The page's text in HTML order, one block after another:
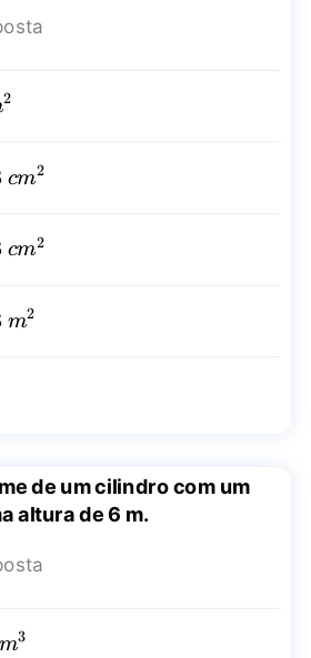
2
cm2
cm2
m2
de um cilindro com um
altura de 6 m.
m3